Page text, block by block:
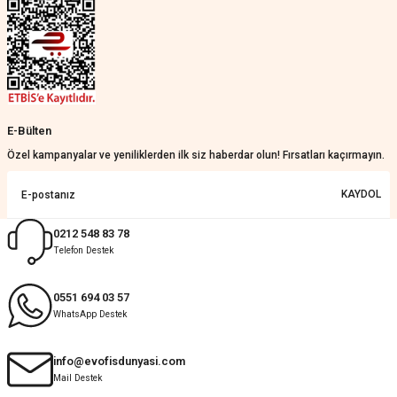
Nathalie Prevost | 22/07/2026
Çok ilgililerdi
Merve Özen | 17/07/2026
KeRiM BeRBeR | 16/07/2026
Sorunsuz ve güvenilir
Muhammed Adsiz | 14/07/2026
Kolay
G... K... | 14/07/2026
E-Bülten
Özel kampanyalar ve yeniliklerden ilk siz haberdar olun! Fırsatları kaçırmayın.
KAYDOL
0212 548 83 78
Telefon Destek
0551 694 03 57
WhatsApp Destek
info@evofisdunyasi.com
Mail Destek